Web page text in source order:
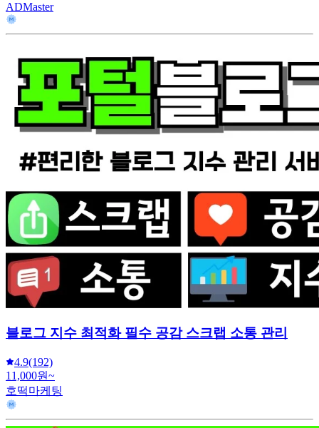
ADMaster
블로그 지수 최적화 필수 공감 스크랩 소통 관리
4.9(192)
11,000원~
호떡마케팅